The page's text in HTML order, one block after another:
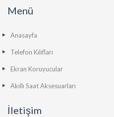
Menü
Anasayfa
Telefon Kılıfları
Ekran Koruyucular
Akıllı Saat Aksesuarları
İletişim